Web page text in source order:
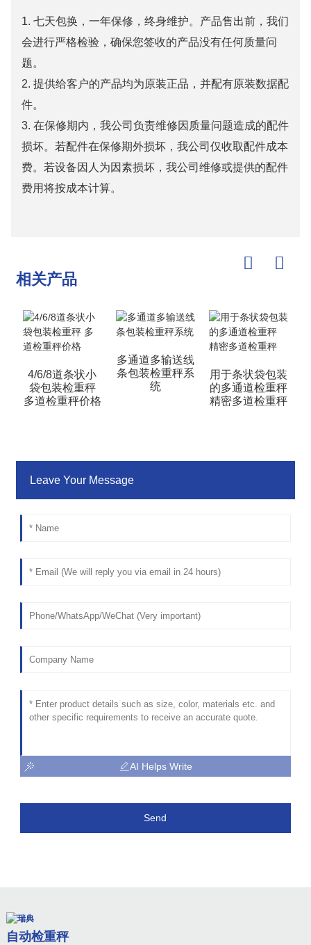
1. 七天包换，一年保修，终身维护。产品售出前，我们
会进行严格检验，确保您签收的产品没有任何质量问
题。
2. 提供给客户的产品均为原装正品，并配有原装数据配
件。
3. 在保修期内，我公司负责维修因质量问题造成的配件
损坏。若配件在保修期外损坏，我公司仅收取配件成本
费。若设备因人为因素损坏，我公司维修或提供的配件
费用将按成本计算。
相关产品
4/6/8道条状小
袋包装检重秤
多道检重秤价格
多通道多输送线
条包装检重秤系
统
用于条状袋包装
的多通道检重秤
精密多道检重秤
Leave Your Message
AI Helps Write
Send
自动检重秤